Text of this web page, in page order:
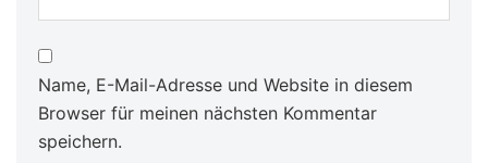
Name, E-Mail-Adresse und Website in diesem
Browser für meinen nächsten Kommentar
speichern.